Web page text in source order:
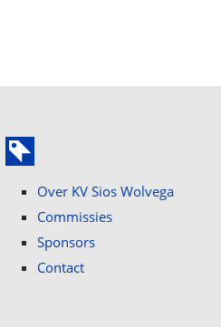
Over KV Sios Wolvega
Commissies
Sponsors
Contact